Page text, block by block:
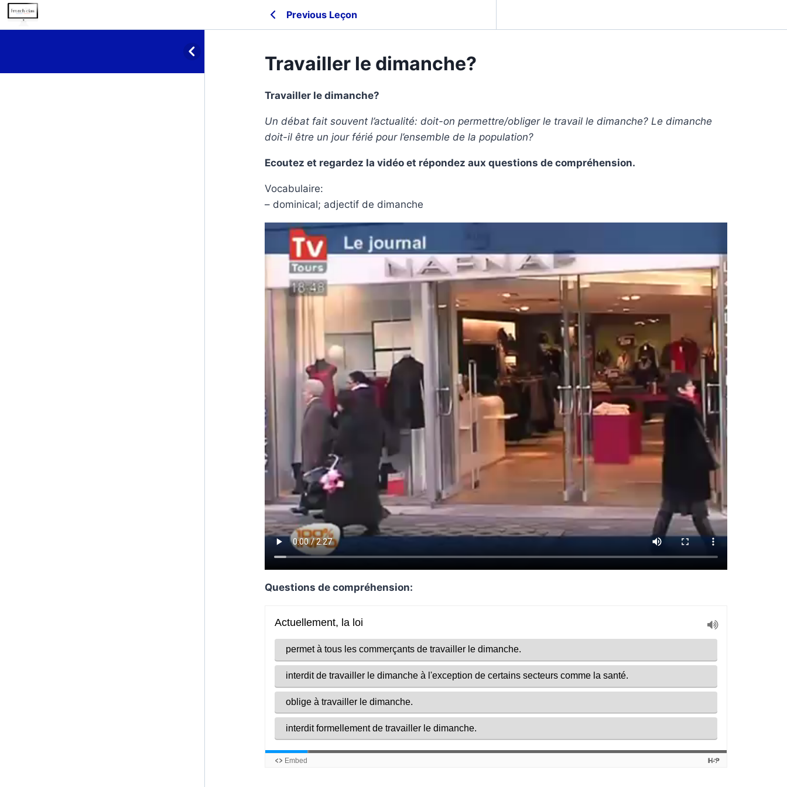
Previous Leçon
Travailler le dimanche?
Travailler le dimanche?
Un débat fait souvent l’actualité: doit-on permettre/obliger le travail le dimanche? Le dimanche
doit-il être un jour férié pour l’ensemble de la population?
Ecoutez et regardez la vidéo et répondez aux questions de compréhension.
Vocabulaire:
– dominical; adjectif de dimanche
Questions de compréhension: